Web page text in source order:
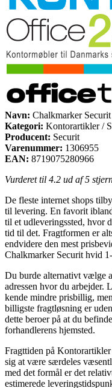
Navn: Chalkmarker
Kategori: Kontorartikler /
Producent: Securit
Varenummer: 1306955
EAN: 8719075280966
Vurderet til 4.2 ud af 5
De fleste internet shops
til levering. En favorit
til et udleveringssted, hvor
tid til det. Fragtformen er
endvidere den mest
Chalkmarker Securit hvid
Du burde alternativt vælge
adressen hvor du arbejder.
kende mindre prisbillig,
billigste fragtløsning er
dette beroer på at du
forhandlerens hjemsted.
Fragttiden på
sig at være særdeles
med det formål er det
estimerede